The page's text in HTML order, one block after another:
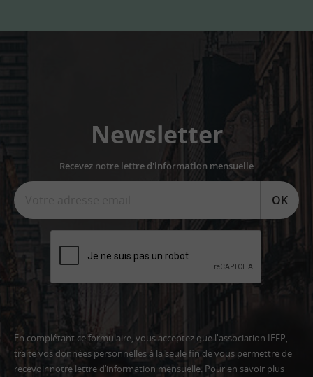
Newsletter
Recevez notre lettre d'information mensuelle
OK
En complétant ce formulaire, vous acceptez que l'association IEFP,
traite vos données personnelles à la seule fin de vous permettre de
recevoir notre lettre d’information mensuelle. Pour en savoir plus